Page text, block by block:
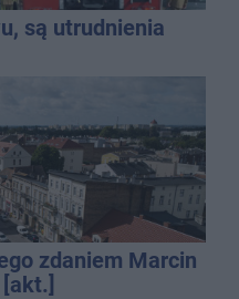
są utrudnienia
zdaniem Marcin